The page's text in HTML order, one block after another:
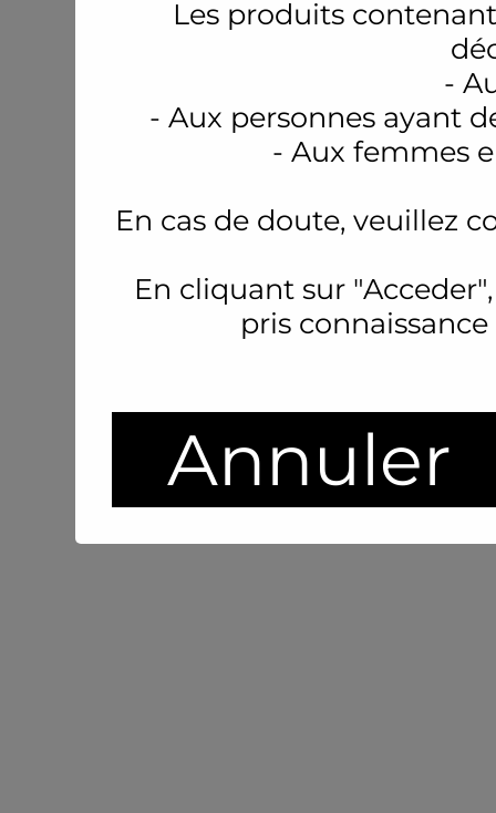
Les produits
-
- Aux personnes ayant
- Aux femmes
En cas de doute, veuillez
En cliquant sur
pris
Annuler